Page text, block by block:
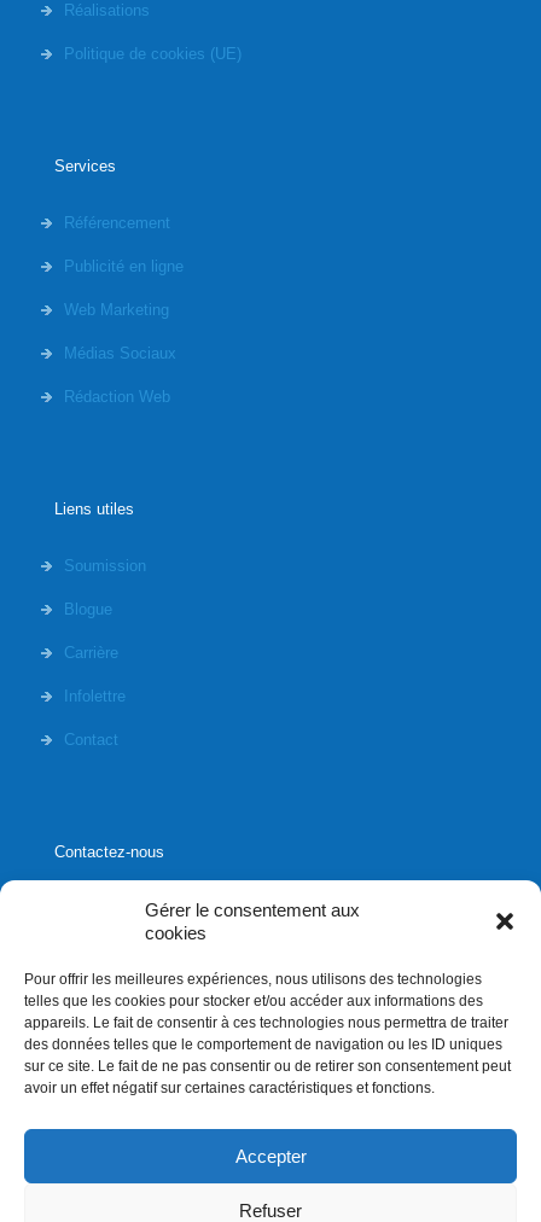
Gérer le consentement aux
cookies
Pour offrir les meilleures expériences, nous utilisons des technologies
telles que les cookies pour stocker et/ou accéder aux informations des
appareils. Le fait de consentir à ces technologies nous permettra de traiter
des données telles que le comportement de navigation ou les ID uniques
sur ce site. Le fait de ne pas consentir ou de retirer son consentement peut
avoir un effet négatif sur certaines caractéristiques et fonctions.
Accepter
Refuser
Réalisations
Politique de cookies (UE)
Services
Référencement
Publicité en ligne
Web Marketing
Médias Sociaux
Rédaction Web
Liens utiles
Soumission
Blogue
Carrière
Infolettre
Contact
Contactez-nous
1020, rue Bouvier, suite 400,
Québec (Québec) G2K 0K9
info[]affluences.ca
418.684.8881